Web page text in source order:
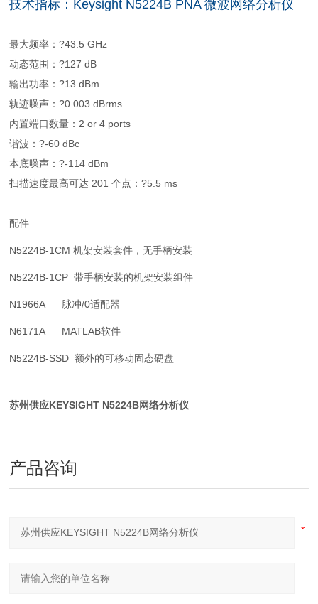
技术指标：Keysight N5224B PNA 微波网络分析仪
最大频率：?43.5 GHz
动态范围：?127 dB
输出功率：?13 dBm
轨迹噪声：?0.003 dBrms
内置端口数量：2 or 4 ports
谐波：?-60 dBc
本底噪声：?-114 dBm
扫描速度最高可达 201 个点：?5.5 ms
配件
N5224B-1CM 机架安装套件，无手柄安装
N5224B-1CP 带手柄安装的机架安装组件
N1966A 脉冲/0适配器
N6171A MATLAB软件
N5224B-SSD 额外的可移动固态硬盘
苏州供应KEYSIGHT N5224B网络分析仪
产品咨询